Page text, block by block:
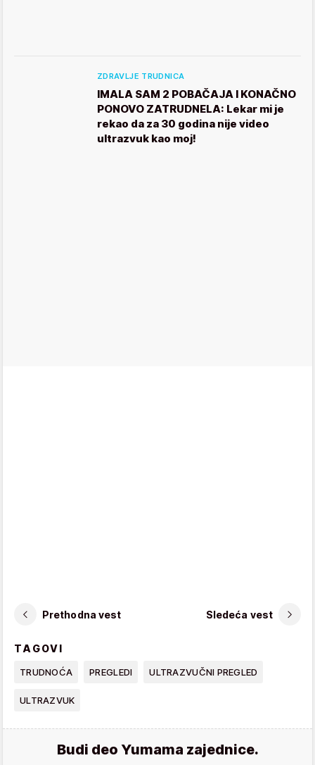
ZDRAVLJE TRUDNICA
IMALA SAM 2 POBAČAJA I KONAČNO
PONOVO ZATRUDNELA: Lekar mi je
rekao da za 30 godina nije video
ultrazvuk kao moj!
Prethodna vest Sledeća vest
TAGOVI
TRUDNOĆA PREGLEDI ULTRAZVUČNI PREGLED
ULTRAZVUK
Budi deo Yumama zajednice.